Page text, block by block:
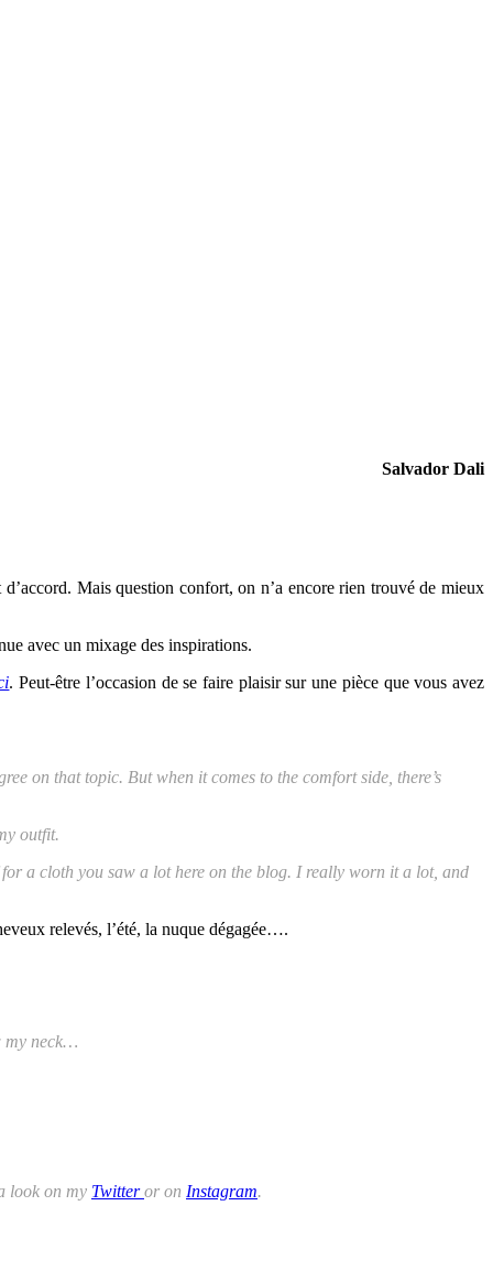
Salvador Dali
Mais question confort, on n’a encore rien trouvé de mieux
avec un mixage des inspirations.
. Peut-être l’occasion de se faire plaisir sur une pièce que vous avez
on that topic. But when it comes to the comfort side, there’s
outfit.
a cloth you saw a lot here on the blog. I really worn it a lot, and
relevés, l’été, la nuque dégagée….
my neck…
look on my Twitteror on Instagram.